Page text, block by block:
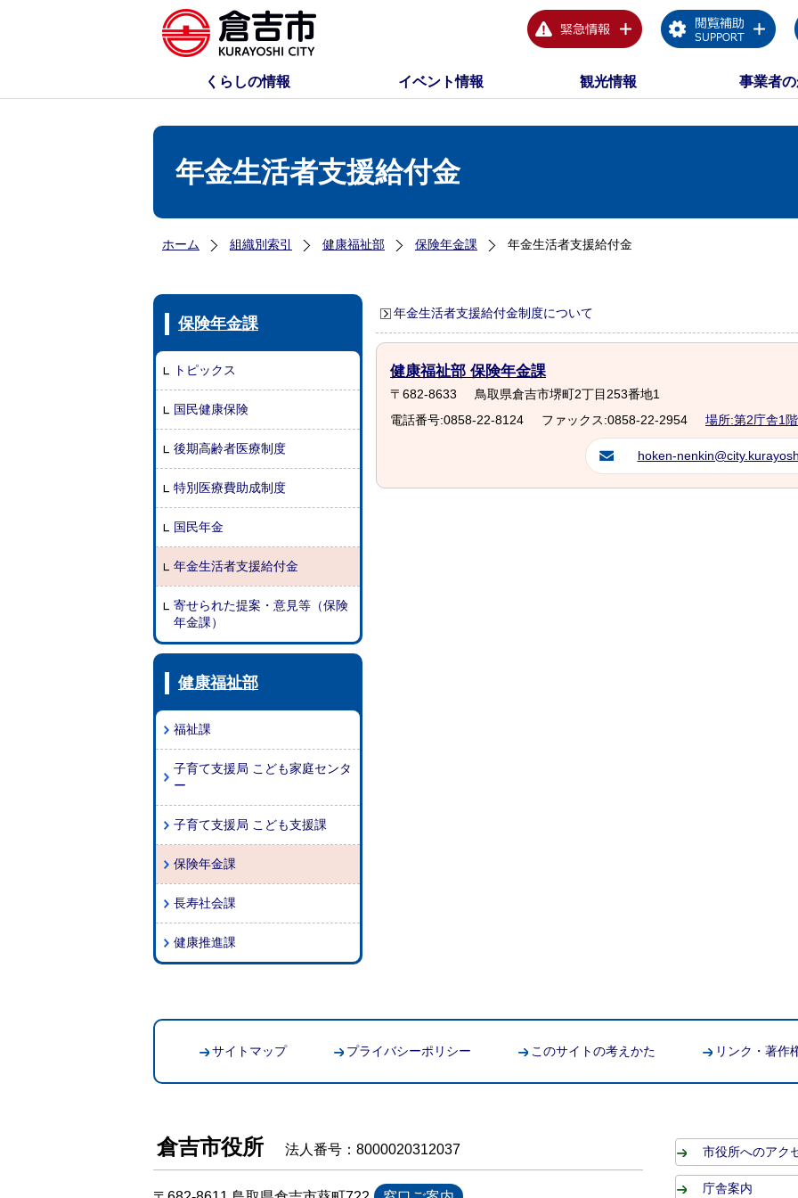
くらしの情報 イベント情報 観光情報 事業者
年金生活者支援給付金
ホーム 組織別索引 健康福祉部 保険年金課 年金生活者支援給付金
保険年金課
トピックス
国民健康保険
後期高齢者医療制度
特別医療費助成制度
国民年金
年金生活者支援給付金
寄せられた提案・意見等（保険
年金課）
健康福祉部
福祉課
子育て支援局 こども家庭センタ
ー
子育て支援局 こども支援課
保険年金課
長寿社会課
健康推進課
年金生活者支援給付金制度について
健康福祉部 保険年金課
〒682-8633
鳥取県倉吉市堺町2丁目253番地1
電話番号:0858-22-8124
ファックス:0858-22-2954 場所:第2庁舎1階
hoken-
サイトマップ プライバシーポリシー このサイトの考えかた リンク・著作
倉吉市役所 法人番号：8000020312037 市役所へのアク
庁舎案内